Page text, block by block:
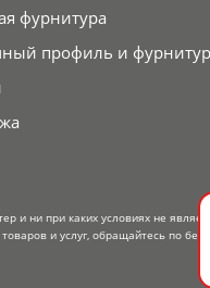
фурнитура
профиль и
и ни при каких условиях не
и услуг, обращайтесь по